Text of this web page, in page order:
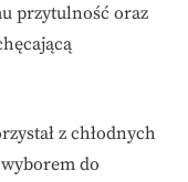
przytulność oraz
z chłodnych
do